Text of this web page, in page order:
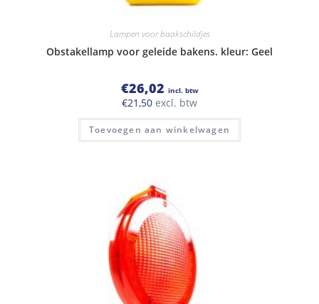
Lampen voor baakschildjes
Obstakellamp voor geleide bakens. kleur: Geel
€26,02 incl. btw
€21,50 excl. btw
Toevoegen aan winkelwagen